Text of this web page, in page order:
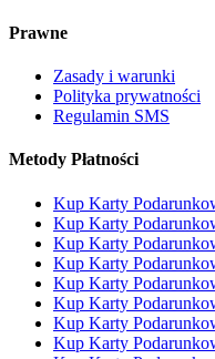
Prawne
Zasady i warunki
Polityka prywatności
Regulamin SMS
Metody Płatności
Kup Karty
Kup Karty
Kup Karty
Kup Karty
Kup Karty
Kup Karty
Kup Karty
Kup Karty